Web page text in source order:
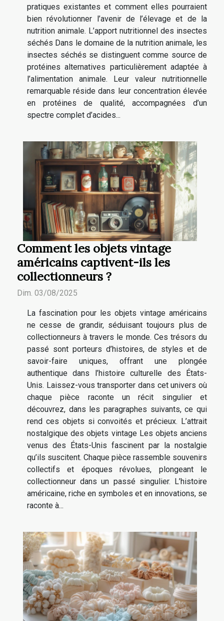
pratiques existantes et comment elles pourraient
bien révolutionner l’avenir de l’élevage et de la
nutrition animale. L’apport nutritionnel des insectes
séchés Dans le domaine de la nutrition animale, les
insectes séchés se distinguent comme source de
protéines alternatives particulièrement adaptée à
l’alimentation animale. Leur valeur nutritionnelle
remarquable réside dans leur concentration élevée
en protéines de qualité, accompagnées d’un
spectre complet d’acides...
Comment les objets vintage
américains captivent-ils les
collectionneurs ?
Dim. 03/08/2025
La fascination pour les objets vintage américains
ne cesse de grandir, séduisant toujours plus de
collectionneurs à travers le monde. Ces trésors du
passé sont porteurs d’histoires, de styles et de
savoir-faire uniques, offrant une plongée
authentique dans l’histoire culturelle des États-
Unis. Laissez-vous transporter dans cet univers où
chaque pièce raconte un récit singulier et
découvrez, dans les paragraphes suivants, ce qui
rend ces objets si convoités et précieux. L’attrait
nostalgique des objets vintage Les objets anciens
venus des États-Unis fascinent par la nostalgie
qu’ils suscitent. Chaque pièce rassemble souvenirs
collectifs et époques révolues, plongeant le
collectionneur dans un passé singulier. L’histoire
américaine, riche en symboles et en innovations, se
raconte à...